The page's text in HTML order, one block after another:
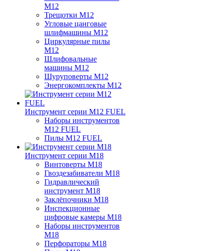
M12
Трещотки M12
Угловые цанговые
шлифмашины M12
Циркулярные пилы
M12
Шлифовальные
машины M12
Шуруповерты M12
Энергокомплекты M12
Инструмент серии M12 FUEL
Наборы инструментов
M12 FUEL
Пилы M12 FUEL
Инструмент серии M18
Винтоверты M18
Гвоздезабиватели M18
Гидравлический
инструмент M18
Заклёпочники M18
Инспекционные
цифровые камеры M18
Наборы инструментов
M18
Перфораторы M18